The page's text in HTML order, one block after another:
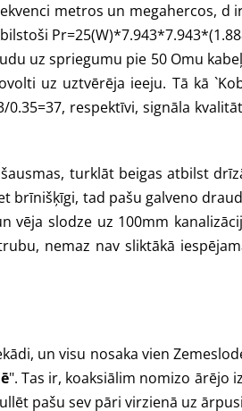
metros un megahercos, d
uz spriegumu pie 50 Omu
uz uztvērēja ieeju. Tā kā
respektīvi, signāla
turklāt beigas atbilst
brīnišķīgi, tad pašu galveno
vēja slodze uz 100mm
nemaz nav sliktākā
un visu nosaka vien
". Tas ir, koaksiālim nomizo ārējo
pašu sev pāri virzienā uz